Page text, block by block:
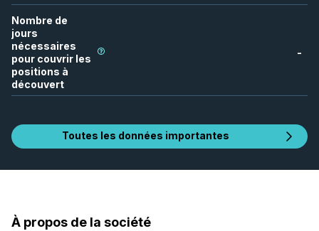
Nombre de
jours
nécessaires
pour couvrir les
positions à
découvert
-
Toutes les données importantes
À propos de la société